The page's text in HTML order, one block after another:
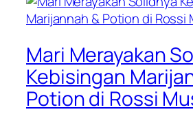
Mari Merayakan
Kebisingan
Potion di Rossi